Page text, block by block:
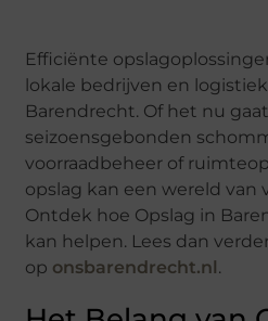
Efficiënte
lokale bedrijven en
Barendrecht. Of het nu
seizoensgebonden
voorraadbeheer of
opslag kan een wereld van
Ontdek hoe Opslag in
kan helpen. Lees dan
op onsbarendrecht.nl .